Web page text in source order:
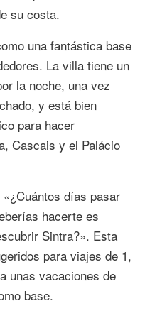
su costa.
una fantástica base
La villa tiene un
la noche, una vez
y está bien
para hacer
Cascais y el Palácio
días pasar
hacerte es
Sintra?». Esta
para viajes de 1,
unas vacaciones de
base.